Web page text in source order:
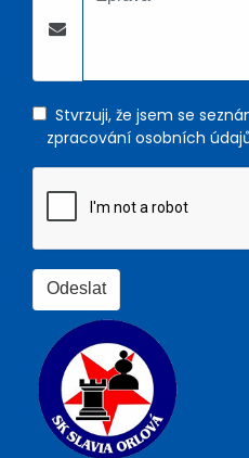
Stvrzuji, že jsem se
zpracování osobních